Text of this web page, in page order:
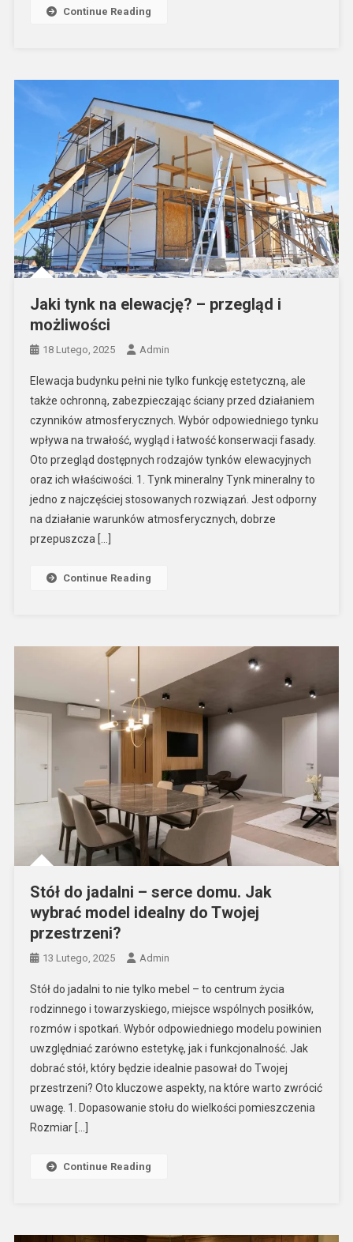
Continue Reading
Jaki tynk na elewację? – przegląd i
możliwości
18 Lutego, 2025 Admin
Elewacja budynku pełni nie tylko funkcję estetyczną, ale
także ochronną, zabezpieczając ściany przed działaniem
czynników atmosferycznych. Wybór odpowiedniego tynku
wpływa na trwałość, wygląd i łatwość konserwacji fasady.
Oto przegląd dostępnych rodzajów tynków elewacyjnych
oraz ich właściwości. 1. Tynk mineralny Tynk mineralny to
jedno z najczęściej stosowanych rozwiązań. Jest odporny
na działanie warunków atmosferycznych, dobrze
przepuszcza […]
Continue Reading
Stół do jadalni – serce domu. Jak
wybrać model idealny do Twojej
przestrzeni?
13 Lutego, 2025 Admin
Stół do jadalni to nie tylko mebel – to centrum życia
rodzinnego i towarzyskiego, miejsce wspólnych posiłków,
rozmów i spotkań. Wybór odpowiedniego modelu powinien
uwzględniać zarówno estetykę, jak i funkcjonalność. Jak
dobrać stół, który będzie idealnie pasował do Twojej
przestrzeni? Oto kluczowe aspekty, na które warto zwrócić
uwagę. 1. Dopasowanie stołu do wielkości pomieszczenia
Rozmiar […]
Continue Reading